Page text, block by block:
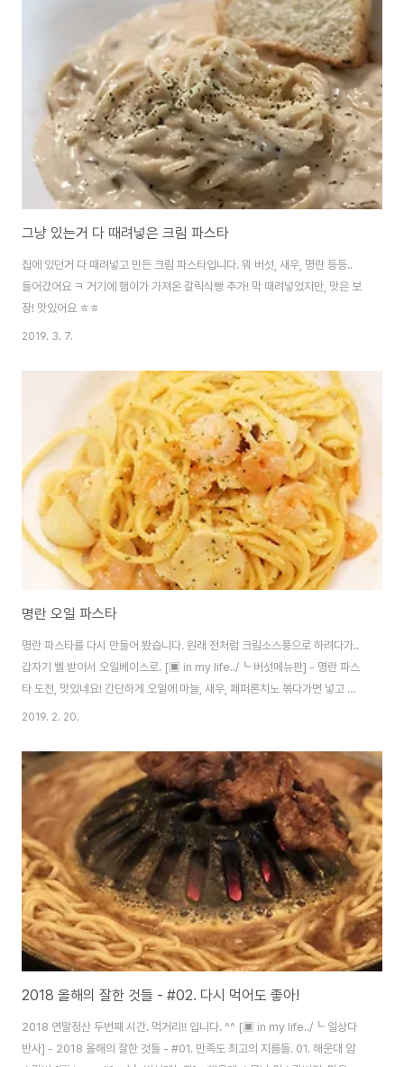
in my life../┗ 버섯메뉴판] - 코타니 그라인더 소금 3종! 저기에 언급한 코타
니 허브솔트, 크라우터 프로벤치얼을 이용하면, 각종 향신료가 포함되어 있어
서 감바스에 딱 어울립니다. 강추!! 적당히 끓여주다가 마늘이 익을때즈음, 새우
와 월계..
그냥 있는거 다 때려넣은 크림 파스타
집에 있던거 다 때려넣고 만든 크림 파스타입니다. 뭐 버섯, 새우, 명란 등등..
들어갔어요 ㅋ 거기에 햄이가 가져온 갈릭식빵 추가! 막 때려넣었지만, 맛은 보
장! 맛있어요 ㅎㅎ
2019. 3. 7.
명란 오일 파스타
명란 파스타를 다시 만들어 봤습니다. 원래 전처럼 크림소스풍으로 하려다가..
갑자기 삘 받아서 오일베이스로. [▣ in my life../┗ 버섯메뉴판] - 명란 파스
타 도전, 맛있네요! 간단하게 오일에 마늘, 새우, 페퍼론치노 볶다가면 넣고 명
란 넣어 마무리. 명란 튜브 정말 좋아요. [▣ in my life../┗ 버섯메뉴판] - 후
는데, 역시 명란이 들어가서 느끼하지도 않고.. 면수 안넣어도 간이 딱 맞습니
다. ㅎㅎ
2019. 2. 20.
2018 올해의 잘한 것들 - #02. 다시 먹어도 좋아!
2018 연말정산 두번째 시간. 먹거리!! 입니다. ^^ [▣ in my life../┗ 일상다
반사] - 2018 올해의 잘한 것들 - #01. 만족도 최고의 지름들. 01. 해운대 암